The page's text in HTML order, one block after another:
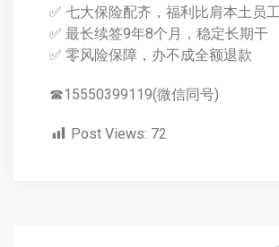
✅ 七大保险配齐，福利比肩本土员工
✅ 最长续签9年8个月，稳定长期干
✅ 零风险保障，办不成全额退款
☎15550399119(微信同号)
Post Views: 72